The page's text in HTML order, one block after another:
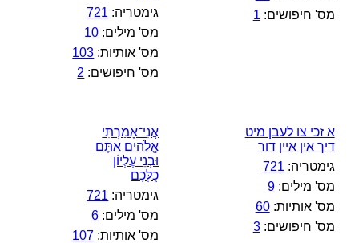
מס' חיפושים: 1
גימטריה: 721
מס' מילים: 10
מס' אותיות: 103
מס' חיפושים: 2
א זכי צו לעבן מיט
דיך אין איין דור
גימטריה: 721
מס' מילים:9
מס' אותיות:60
מס' חיפושים:3
אֲנִי־אָמַרְתִּי
אֱלֹהִים אַתֶּם
וּבְנֵי עֶלְיוֹן
כֻּלְּכֶם
גימטריה: 721
מס' מילים: 6
מס' אותיות: 107